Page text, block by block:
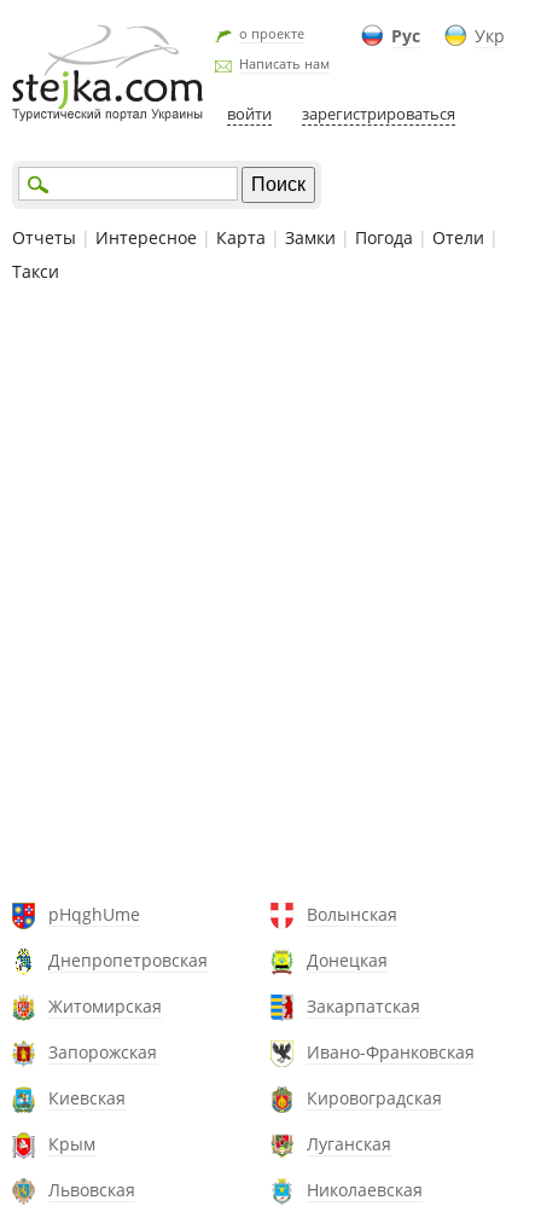
Рус Укр
о проекте
Написать нам
войти зарегистрироваться
Отчеты | Интересное | Карта | Замки | Погода | Отели |
Такси
pHqghUme
Волынская
Днепропетровская
Донецкая
Житомирская
Закарпатская
Запорожская
Ивано-Франковская
Киевская
Кировоградская
Крым
Луганская
Львовская
Николаевская